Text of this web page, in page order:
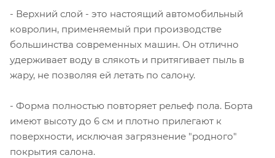
- Верхний слой - это настоящий автомобильный
ковролин, применяемый при производстве
большинства современных машин. Он отлично
удерживает воду в слякоть и притягивает пыль в
жару, не позволяя ей летать по салону.
- Форма полностью повторяет рельеф пола. Борта
имеют высоту до 6 см и плотно прилегают к
поверхности, исключая загрязнение "родного"
покрытия салона.